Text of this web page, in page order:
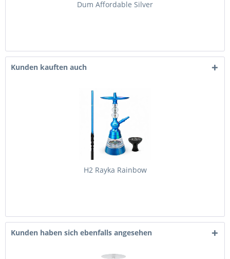
Dum Affordable Silver
Kunden kauften auch
H2 Rayka Rainbow
Kunden haben sich ebenfalls angesehen